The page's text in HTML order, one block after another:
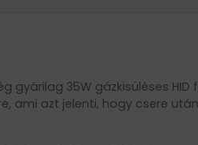
gyárilag 35W gázkisüléses
ami azt jelenti, hogy csere